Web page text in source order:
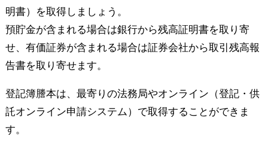
明書）を取得しましょう。
預貯金が含まれる場合は銀行から残高証明書を取り寄
せ、有価証券が含まれる場合は証券会社から取引残高報
告書を取り寄せます。
登記簿謄本は、最寄りの法務局やオンライン（登記・供
託オンライン申請システム）で取得することができま
す。